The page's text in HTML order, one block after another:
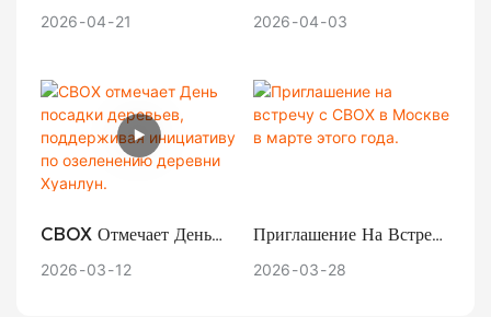
Продукция Работает!
Кантонской Ярмарке!
2026 04 21
Время Памяти И
2026 04 03
CBOX Отмечает День
Посадки Деревьев,
2026 03 12
Приглашение На Встречу
С CBOX В Москве В
2026 03 28